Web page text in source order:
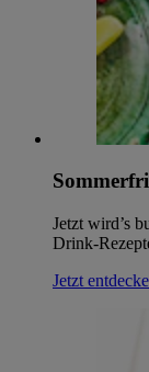
Jetzt wird’s
Drink-
Jetzt